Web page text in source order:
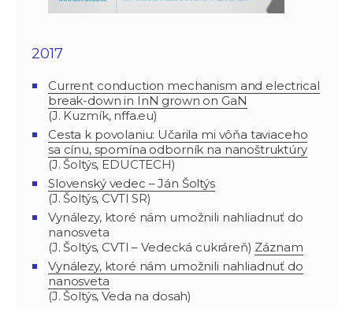
2017
Current conduction mechanism and electrical
break-down in InN grown on GaN
(J. Kuzmík, nffa.eu)
Cesta k povolaniu: Učarila mi vôňa taviaceho
sa cínu, spomína odborník na nanoštruktúry
(J. Šoltýs, EDUCTECH)
Slovenský vedec – Ján Šoltýs
(J. Šoltýs, CVTI SR)
Vynálezy, ktoré nám umožnili nahliadnuť do
nanosveta
(J. Šoltýs, CVTI – Vedecká cukráreň) Záznam
Vynálezy, ktoré nám umožnili nahliadnuť do
nanosveta
(J. Šoltýs, Veda na dosah)